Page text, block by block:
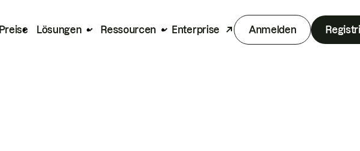
Preise Lösungen Ressourcen Enterprise Anmelden